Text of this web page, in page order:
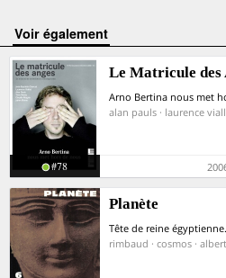
voir également
Le Matricule des
Arno Bertina nous met
alan pauls · laurence
#78
Planète
Tête de reine égyptienne.
rimbaud · cosmos ·